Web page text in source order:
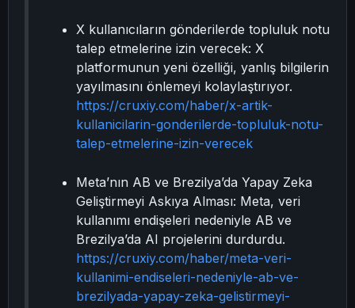
X kullanıcıların gönderilerde topluluk notu
talep etmelerine izin verecek: X
platformunun yeni özelliği, yanlış bilgilerin
yayılmasını önlemeyi kolaylaştırıyor.
https://cruxiy.com/haber/x-artik-
kullanicilarin-gonderilerde-topluluk-notu-
talep-etmelerine-izin-verecek
Meta’nın AB ve Brezilya’da Yapay Zeka
Geliştirmeyi Askıya Alması: Meta, veri
kullanımı endişeleri nedeniyle AB ve
Brezilya’da AI projelerini durdurdu.
https://cruxiy.com/haber/meta-veri-
kullanimi-endiseleri-nedeniyle-ab-ve-
brezilyada-yapay-zeka-gelistirmeyi-